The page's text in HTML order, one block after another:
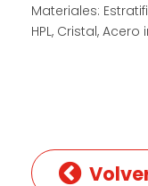
Materiales:
HPL, Cristal,